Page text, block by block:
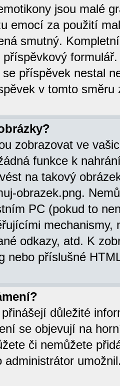
jsou malé
emocí za použití
smutný.
příspěvkový
příspěvek nestal
v tomto směru
zobrazovat ve
funkce k
na takový
obrazek.png.
PC (pokud to
mechanismy,
odkazy, atd. K
nebo příslušné
důležité
se objevují na
či nemůžete
administrátor